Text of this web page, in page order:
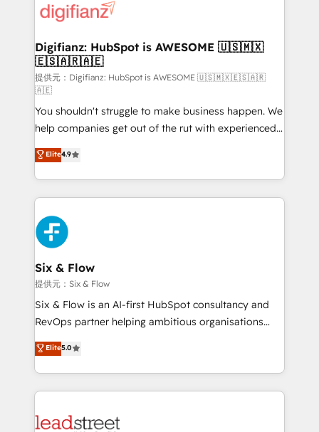
more people - Get the most out of your HubSpot
investment
supercharge revenue operations Key services: • CRM
Transformation / Web Development • RevOps &
Sales Consulting • Marketing Automation What
makes us different? 🚀 Top 0.5% of global HubSpot
agencies ⚙️ The strongest technical ability and
integration capabilities 💼 Consultative, long-term
partners who will embed ourselves into your
business, processes and systems 🏢 We specialise in
working with mid-market and enterprise
organisations, global organisations and those with
complex use cases 🏆 CRM Implementation,
Platform Enablement, Custom Integration and
Onboarding Accredited 🔐 ISO27001 & ISO9001
Certified
Digifianz: HubSpot is AWESOME 🇺🇸🇲🇽
🇪🇸🇦🇷🇦🇪
提供元：Digifianz: HubSpot is AWESOME 🇺🇸🇲🇽🇪🇸🇦🇷
🇦🇪
You shouldn't struggle to make business happen. We
help companies get out of the rut with experienced,
process-oriented teams implementing HubSpot
Marketing, Sales, Service, CMS and Operations Hub,
so selling and actually engaging with your customers
feels easy and pain-free. We are a top ranked
HubSpot Elite Partner, winner of Rookie of the Year
and Customer First Awards, 4.9/5 rating in HubSpot
Reviews and 4.9/5 rating in Clutch Reviews. Digifianz
helps the following industries: logistics & 3PL, home
improvement & construction, branding and
commercialization, real estate, health, education,
SaaS, Software Dev & IT and consulting, make the
the United States, EU, UAE, Mexico and Latin
America. From casual user to super fan: make
Elite4.9
Six & Flow
提供元：Six & Flow
Six & Flow is an AI-first HubSpot consultancy and
RevOps partner helping ambitious organisations
grow with clarity, confidence, and intelligence.
Operating across the UK, Netherlands, Ireland, and
Canada, we’ve delivered thousands of successful
HubSpot projects for mid-market and enterprise
combine HubSpot, data, and AI to design connected
Elite5.0